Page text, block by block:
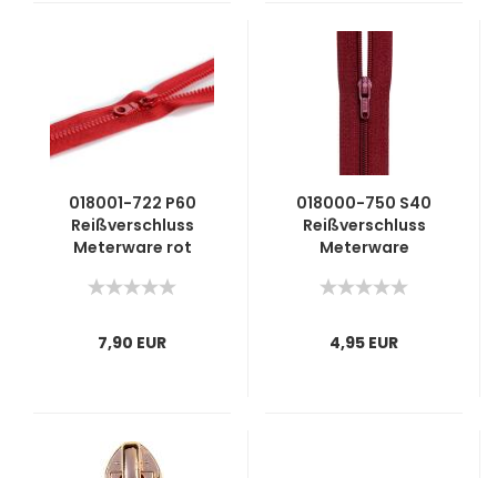
018001-722 P60
Reißverschluss
Meterware rot
7,90 EUR
018000-750 S40
Reißverschluss
Meterware
4,95 EUR